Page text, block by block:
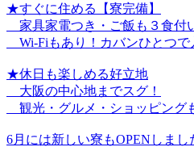
★すぐに住める【寮完備】
家具家電つき・ご飯も３食付
Wi-Fiもあり！カバンひとつで
★休日も楽しめる好立地
大阪の中心地までスグ！
観光・グルメ・ショッピング
6月には新しい寮もOPENしまし